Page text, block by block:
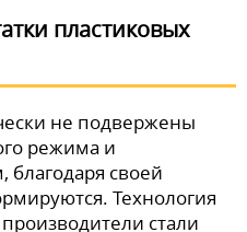
пластиковых
не подвержены
режима и
благодаря своей
Технология
стали